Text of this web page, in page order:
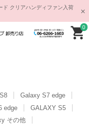
ド クリアハンディファン入荷
0
Galaxy S7 edge
edge
GALAXY S5
その他